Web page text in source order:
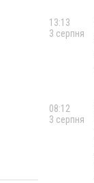
13:13
3 серпня
08:12
3 серпня